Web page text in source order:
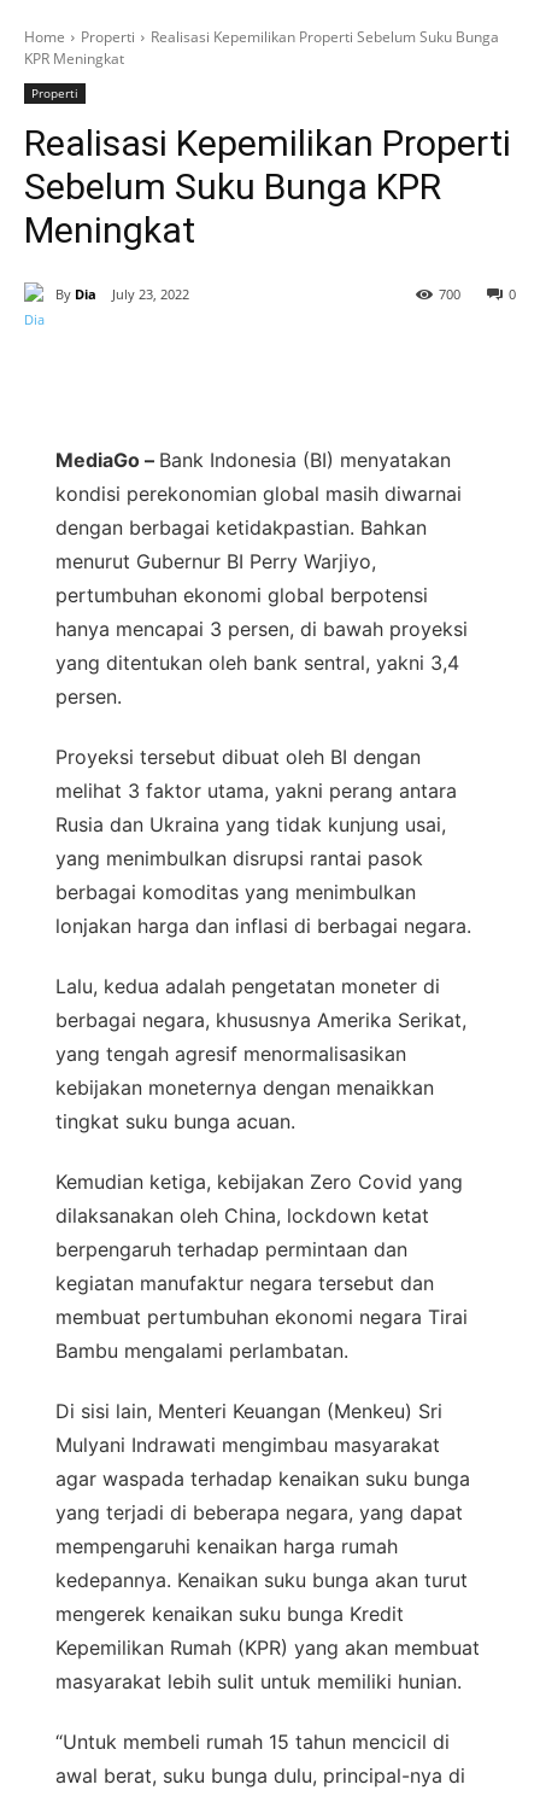
Home Properti
Realisasi Kepemilikan Properti Sebelum Suku Bunga
KPR Meningkat
Properti
Realisasi Kepemilikan Properti
Sebelum Suku Bunga KPR
Meningkat
By Dia July 23, 2022 0
700
MediaGo – Bank Indonesia (BI) menyatakan
kondisi perekonomian global masih diwarnai
dengan berbagai ketidakpastian. Bahkan
menurut Gubernur BI Perry Warjiyo,
pertumbuhan ekonomi global berpotensi
hanya mencapai 3 persen, di bawah proyeksi
yang ditentukan oleh bank sentral, yakni 3,4
persen.
Proyeksi tersebut dibuat oleh BI dengan
melihat 3 faktor utama, yakni perang antara
Rusia dan Ukraina yang tidak kunjung usai,
yang menimbulkan disrupsi rantai pasok
berbagai komoditas yang menimbulkan
lonjakan harga dan inflasi di berbagai negara.
Lalu, kedua adalah pengetatan moneter di
berbagai negara, khususnya Amerika Serikat,
yang tengah agresif menormalisasikan
kebijakan moneternya dengan menaikkan
tingkat suku bunga acuan.
Kemudian ketiga, kebijakan Zero Covid yang
dilaksanakan oleh China, lockdown ketat
berpengaruh terhadap permintaan dan
kegiatan manufaktur negara tersebut dan
membuat pertumbuhan ekonomi negara Tirai
Bambu mengalami perlambatan.
Di sisi lain, Menteri Keuangan (Menkeu) Sri
Mulyani Indrawati mengimbau masyarakat
agar waspada terhadap kenaikan suku bunga
yang terjadi di beberapa negara, yang dapat
mempengaruhi kenaikan harga rumah
kedepannya. Kenaikan suku bunga akan turut
mengerek kenaikan suku bunga Kredit
Kepemilikan Rumah (KPR) yang akan membuat
masyarakat lebih sulit untuk memiliki hunian.
“Untuk membeli rumah 15 tahun mencicil di
awal berat, suku bunga dulu, principal-nya di